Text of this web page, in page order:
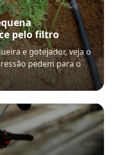
pelo filtro
e gotejador, veja o
pedem para o